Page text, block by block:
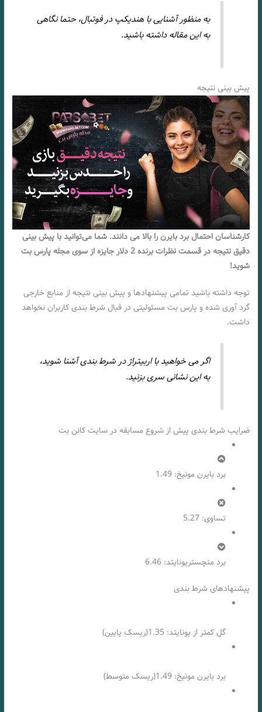
به منظور آشنایی با هندیکپ در فوتبال، حتما نگاهی
به این مقاله داشته باشید.
پیش بینی نتیجه
کارشناسان احتمال برد بایرن را بالا می دانند. شما می‌توانید با پیش بینی
دقیق نتیجه در قسمت نظرات برنده 2 دلار جایزه از سوی مجله پارس بت
شوید!
توجه داشته باشید تمامی پیشنهادها و پیش بینی نتیجه از منابع خارجی
گرد آوری شده و پارس بت مسئولیتی در قبال شرط بندی کاربران نخواهد
داشت.
اگر می خواهید با اربیتراژ در شرط بندی آشنا شوید،
به این نشانی سری بزنید.
ضرایب شرط بندی پیش از شروع مسابقه در سایت کانن بت
برد بایرن مونیخ: 1.49
تساوی: 5.27
برد منچستریونایتد: 6.46
پیشنهادهای شرط بندی
گل کمتر از یونایتد: 1.35(ریسک پایین)
برد بایرن مونیخ: 1.49(ریسک متوسط)